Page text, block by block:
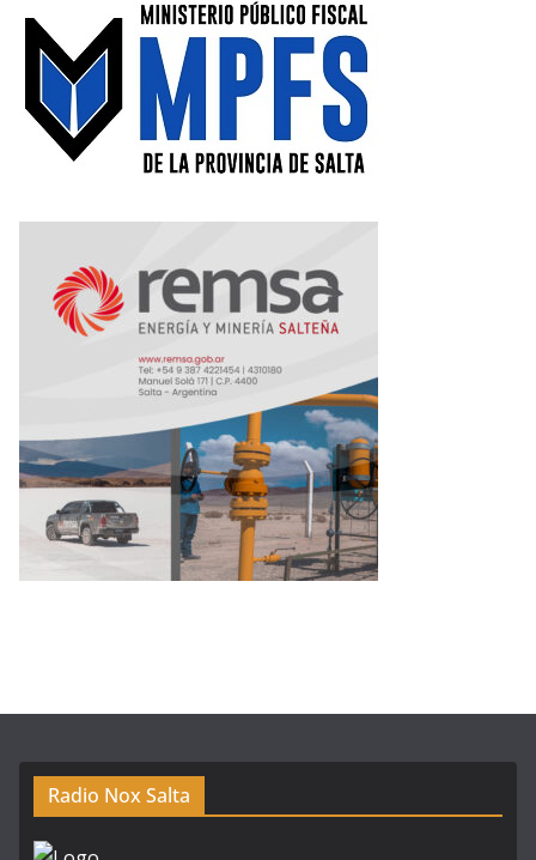
Radio Nox Salta